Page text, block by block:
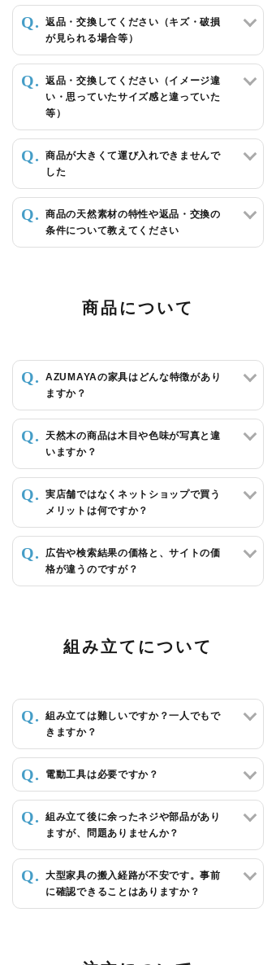
大口注文窓口
お問い合わせ
返品・交換してください（キズ・破損
が見られる場合等）
返品・交換してください（イメージ違
い・思っていたサイズ感と違っていた
等）
商品が大きくて運び入れできませんで
した
商品の天然素材の特性や返品・交換の
条件について教えてください
商品について
AZUMAYAの家具はどんな特徴があり
ますか？
天然木の商品は木目や色味が写真と違
いますか？
実店舗ではなくネットショップで買う
メリットは何ですか？
広告や検索結果の価格と、サイトの価
格が違うのですが？
組み立てについて
組み立ては難しいですか？一人でもで
きますか？
電動工具は必要ですか？
組み立て後に余ったネジや部品があり
ますが、問題ありませんか？
大型家具の搬入経路が不安です。事前
に確認できることはありますか？